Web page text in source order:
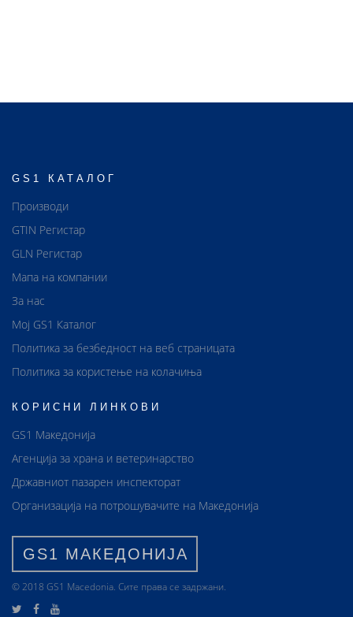
GS1 КАТАЛОГ
Производи
GTIN Регистар
GLN Регистар
Мапа на компании
За нас
Мој GS1 Каталог
Политика за безбедност на веб страницата
Политика за користење на колачиња
КОРИСНИ ЛИНКОВИ
GS1 Македонија
Агенција за храна и ветеринарство
Државниот пазарен инспекторат
Организација на потрошувачите на Македонија
GS1 МАКЕДОНИЈА
© 2018 GS1 Маcedonia. Сите права се задржани.